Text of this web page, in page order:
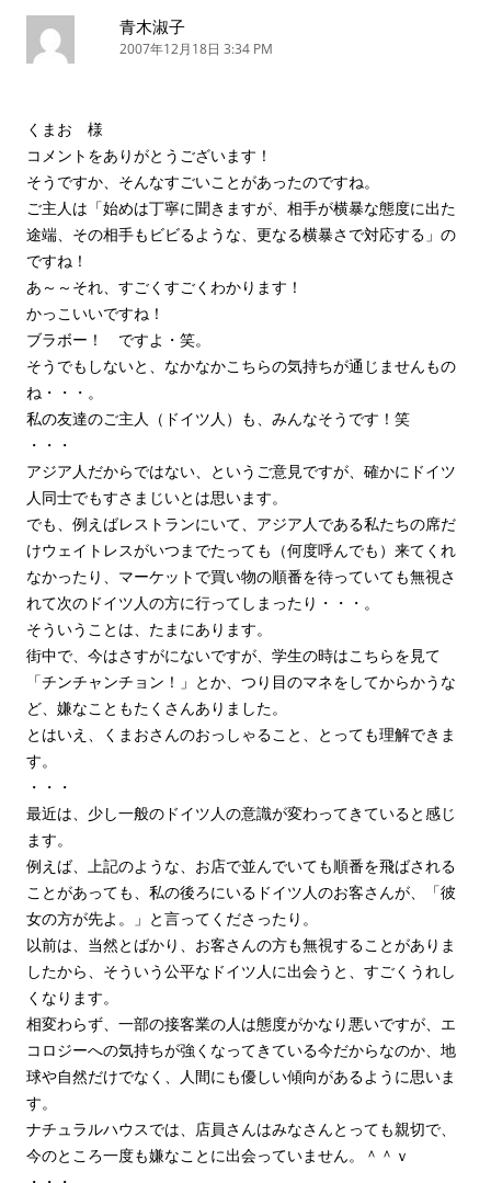
青木淑子
2007年12月18日 3:34 PM
くまお 様
コメントをありがとうございます！
そうですか、そんなすごいことがあったのですね。
ご主人は「始めは丁寧に聞きますが、相手が横暴な態度に出た
途端、その相手もビビるような、更なる横暴さで対応する」の
ですね！
あ～～それ、すごくすごくわかります！
かっこいいですね！
ブラボー！ ですよ・笑。
そうでもしないと、なかなかこちらの気持ちが通じませんもの
ね・・・。
私の友達のご主人（ドイツ人）も、みんなそうです！笑
・・・
アジア人だからではない、というご意見ですが、確かにドイツ
人同士でもすさまじいとは思います。
でも、例えばレストランにいて、アジア人である私たちの席だ
けウェイトレスがいつまでたっても（何度呼んでも）来てくれ
なかったり、マーケットで買い物の順番を待っていても無視さ
れて次のドイツ人の方に行ってしまったり・・・。
そういうことは、たまにあります。
街中で、今はさすがにないですが、学生の時はこちらを見て
「チンチャンチョン！」とか、つり目のマネをしてからかうな
ど、嫌なこともたくさんありました。
とはいえ、くまおさんのおっしゃること、とっても理解できま
す。
・・・
最近は、少し一般のドイツ人の意識が変わってきていると感じ
ます。
例えば、上記のような、お店で並んでいても順番を飛ばされる
ことがあっても、私の後ろにいるドイツ人のお客さんが、「彼
女の方が先よ。」と言ってくださったり。
以前は、当然とばかり、お客さんの方も無視することがありま
したから、そういう公平なドイツ人に出会うと、すごくうれし
くなります。
相変わらず、一部の接客業の人は態度がかなり悪いですが、エ
コロジーへの気持ちが強くなってきている今だからなのか、地
球や自然だけでなく、人間にも優しい傾向があるように思いま
す。
ナチュラルハウスでは、店員さんはみなさんとっても親切で、
今のところ一度も嫌なことに出会っていません。＾＾ｖ